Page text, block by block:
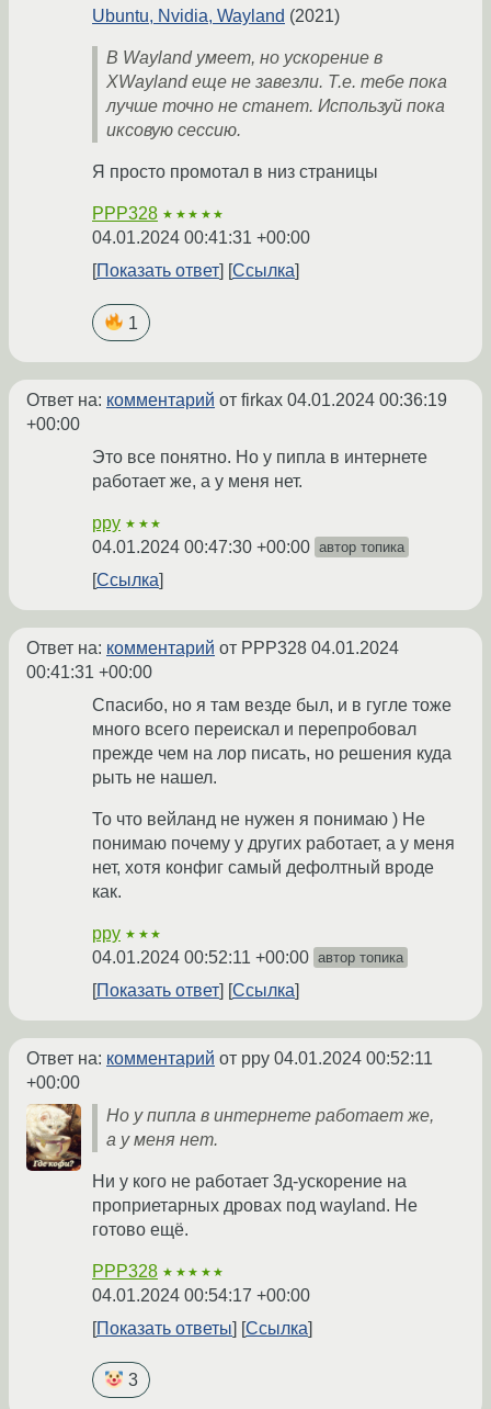
Ubuntu, Nvidia, Wayland (2021)
В Wayland умеет, но ускорение в
XWayland еще не завезли. Т.е. тебе пока
лучше точно не станет. Используй пока
иксовую сессию.
Я просто промотал в низ страницы
PPP328 ★★★★★
04.01.2024 00:41:31 +00:00
Показать ответ
Ссылка
1
Ответ на: комментарий от firkax 04.01.2024 00:36:19
+00:00
Это все понятно. Но у пипла в интернете
работает же, а у меня нет.
ppy ★★★
04.01.2024 00:47:30 +00:00 автор топика
Ссылка
Ответ на: комментарий от PPP328 04.01.2024
00:41:31 +00:00
Спасибо, но я там везде был, и в гугле тоже
много всего переискал и перепробовал
прежде чем на лор писать, но решения куда
рыть не нашел.
То что вейланд не нужен я понимаю ) Не
понимаю почему у других работает, а у меня
нет, хотя конфиг самый дефолтный вроде
как.
ppy ★★★
04.01.2024 00:52:11 +00:00 автор топика
Показать ответ Ссылка
Ответ на: комментарий от ppy 04.01.2024 00:52:11
+00:00
Но у пипла в интернете работает же,
а у меня нет.
Ни у кого не работает 3д-ускорение на
проприетарных дровах под wayland. Не
готово ещё.
PPP328 ★★★★★
04.01.2024 00:54:17 +00:00
Показать ответы
Ссылка
3